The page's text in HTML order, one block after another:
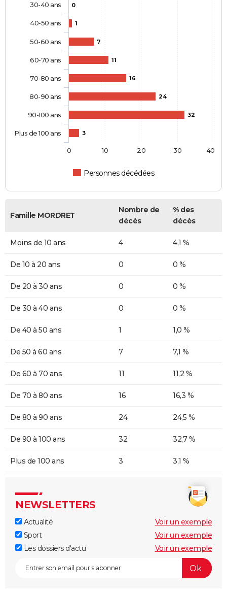
0
1
7
11
16
24
32
3
Personnes décédées
30-40 ans
40-50 ans
50-60 ans
60-70 ans
70-80 ans
80-90 ans
90-100 ans
Plus de 100 ans
0 10 20 30 40
Famille MORDRET
Nombre de
décès
% des
décès
Moins de 10 ans 4 4,1 %
De 10 à 20 ans 0 0 %
De 20 à 30 ans 0 0 %
De 30 à 40 ans 0 0 %
De 40 à 50 ans 1 1,0 %
De 50 à 60 ans 7 7,1 %
De 60 à 70 ans 11 11,2 %
De 70 à 80 ans 16 16,3 %
De 80 à 90 ans 24 24,5 %
De 90 à 100 ans 32 32,7 %
Plus de 100 ans 3 3,1 %
NEWSLETTERS
Actualité
Voir un exemple
Sport
Voir un exemple
Les dossiers d'actu
Voir un exemple